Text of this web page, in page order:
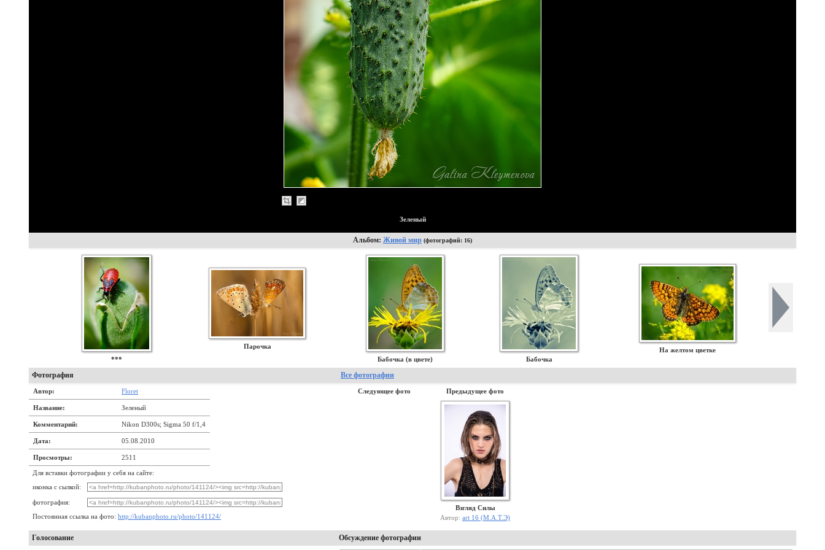
Зеленый
Альбом: Живой мир (фотографий: 16)
***
Парочка
Бабочка (в цвете)
Бабочка
На желтом цветке
Фотография Все фотографии
Автор: Floret
Название: Зеленый
Комментарий: Nikon D300s; Sigma 50 f/1,4
Дата: 05.08.2010
Просмотры: 2511
Для вставки фотографии у себя на сайте:
иконка с сылкой:
фотография:
Постоянная ссылка на фото: http://kubanphoto.ru/photo/141124/
Следующее фото Предыдущее фото
Взгляд Силы
Автор: art 16 (М.А.Т.Э)
Голосование Обсуждение фотографии